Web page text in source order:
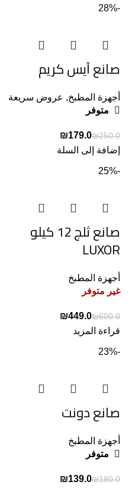
-28%
صانع آيس كريم
أجهزة المطبخ, عروض سريعة
متوفر
₪250.0
₪179.0
إضافة إلى السلة
-25%
صانع ثلج 12 كيلو
LUXOR
أجهزة المطبخ
غير متوفر
₪600.0
₪449.0
قراءة المزيد
-23%
صانع دونت
أجهزة المطبخ
متوفر
₪180.0
₪139.0